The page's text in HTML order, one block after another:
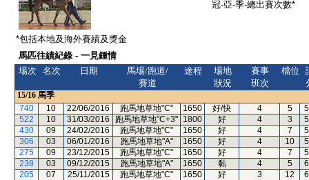
冠-亞-季-總出賽次數*
*包括本地及海外賽績及獎金
馬匹往績紀錄 - 一見鍾情
場次
名次 日期
馬場/跑道/
賽道
途程
場地
狀況
賽事
班次
檔位
15/16 馬季
740
10 22/06/2016 跑馬地草地"C" 1650 好/快 4 5
522
10 31/03/2016 跑馬地草地"C+3" 1800 好 4 3
430
09 24/02/2016 跑馬地草地"C" 1650 好 4 7
306
03 06/01/2016 跑馬地草地"A" 1650 好 4 10
275
09 23/12/2015 跑馬地草地"C" 1650 好 4 7
238
03 09/12/2015 跑馬地草地"A" 1650 黏 4 5
205
07 25/11/2015 跑馬地草地"C" 1650 好 3 12